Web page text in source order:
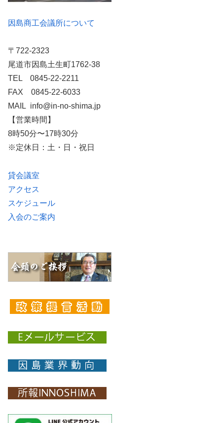
因島商工会議所について
〒722-2323
尾道市因島土生町1762-38
TEL 0845-22-2211
FAX 0845-22-6033
MAIL info@in-no-shima.jp
【営業時間】
8時50分〜17時30分
※定休日：土・日・祝日
貸会議室
アクセス
スケジュール
入会のご案内